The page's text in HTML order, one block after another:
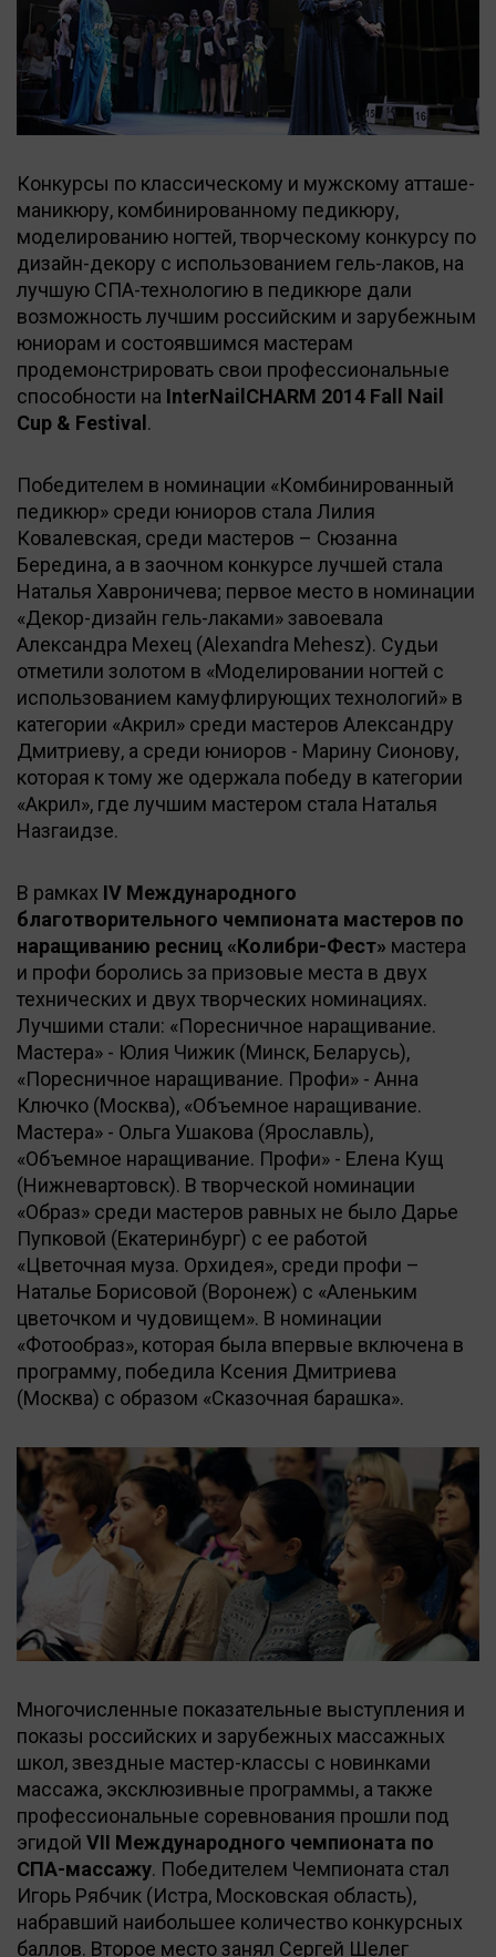
Конкурсы по классическому и мужскому атташе-
маникюру, комбинированному педикюру,
моделированию ногтей, творческому конкурсу по
дизайн-декору с использованием гель-лаков, на
лучшую СПА-технологию в педикюре дали
возможность лучшим российским и зарубежным
юниорам и состоявшимся мастерам
продемонстрировать свои профессиональные
способности на InterNailCHARM 2014 Fall Nail
Cup & Festival.
Победителем в номинации «Комбинированный
педикюр» среди юниоров стала Лилия
Ковалевская, среди мастеров – Сюзанна
Бередина, а в заочном конкурсе лучшей стала
Наталья Хавроничева; первое место в номинации
«Декор-дизайн гель-лаками» завоевала
Александра Мехец (Alexandra Mehesz). Судьи
отметили золотом в «Моделировании ногтей с
использованием камуфлирующих технологий» в
категории «Акрил» среди мастеров Александру
Дмитриеву, а среди юниоров - Марину Сионову,
которая к тому же одержала победу в категории
«Акрил», где лучшим мастером стала Наталья
Назгаидзе.
В рамках IV Международного
благотворительного чемпионата мастеров по
наращиванию ресниц «Колибри-Фест» мастера
и профи боролись за призовые места в двух
технических и двух творческих номинациях.
Лучшими стали: «Поресничное наращивание.
Мастера» - Юлия Чижик (Минск, Беларусь),
«Поресничное наращивание. Профи» - Анна
Ключко (Москва), «Объемное наращивание.
Мастера» - Ольга Ушакова (Ярославль),
«Объемное наращивание. Профи» - Елена Кущ
(Нижневартовск). В творческой номинации
«Образ» среди мастеров равных не было Дарье
Пупковой (Екатеринбург) с ее работой
«Цветочная муза. Орхидея», среди профи –
Наталье Борисовой (Воронеж) с «Аленьким
цветочком и чудовищем». В номинации
«Фотообраз», которая была впервые включена в
программу, победила Ксения Дмитриева
(Москва) с образом «Сказочная барашка».
Многочисленные показательные выступления и
показы российских и зарубежных массажных
школ, звездные мастер-классы с новинками
массажа, эксклюзивные программы, а также
профессиональные соревнования прошли под
эгидой VII Международного чемпионата по
СПА-массажу. Победителем Чемпионата стал
Игорь Рябчик (Истра, Московская область),
набравший наибольшее количество конкурсных
баллов. Второе место занял Сергей Шелег